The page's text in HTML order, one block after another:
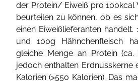
der Protein/ Eiweiß pro 100kcal
beurteilen zu können, ob es
einen Eiweißlieferanten handelt.
und 100g Hähnchenfleisch
gleiche Menge an Protein
jedoch enthalten Erdnusskerne
Kalorien (>550 Kalorien). Das